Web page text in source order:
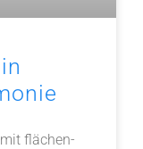
flächen-